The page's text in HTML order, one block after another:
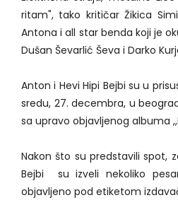
ritam", tako kritičar Žikica
Antona i all star benda koji je
Dušan Ševarlić Ševa i Darko
Anton i Hevi Hipi Bejbi su u
sredu, 27. decembra, u
sa upravo objavljenog albuma
Nakon što su predstavili spot,
Bejbi su izveli nekoliko
objavljeno pod etiketom